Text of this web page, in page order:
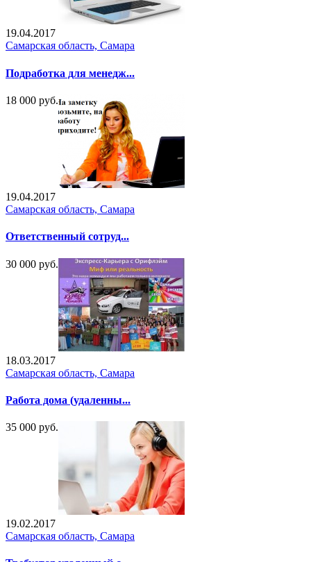
19.04.2017
Самарская область, Самара
Подработка для менедж...
18 000 руб.
19.04.2017
Самарская область, Самара
Ответственный сотруд...
30 000 руб.
18.03.2017
Самарская область, Самара
Работа дома (удаленны...
35 000 руб.
19.02.2017
Самарская область, Самара